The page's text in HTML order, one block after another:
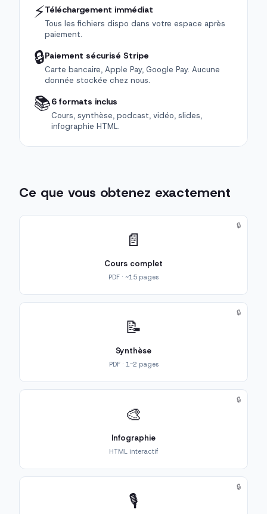
⚡Téléchargement immédiat
Tous les fichiers dispo dans votre espace après
paiement.
🔒Paiement sécurisé Stripe
Carte bancaire, Apple Pay, Google Pay. Aucune
donnée stockée chez nous.
📚6 formats inclus
Cours, synthèse, podcast, vidéo, slides,
infographie HTML.
Ce que vous obtenez exactement
📄
Cours complet
PDF · ~15 pages
🔒
📝
Synthèse
PDF · 1-2 pages
🔒
🎨
Infographie
HTML interactif
🔒
🎙️
🔒